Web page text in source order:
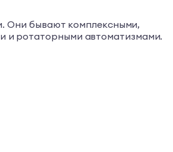
Они бывают комплексными,
и ротаторными автоматизмами.